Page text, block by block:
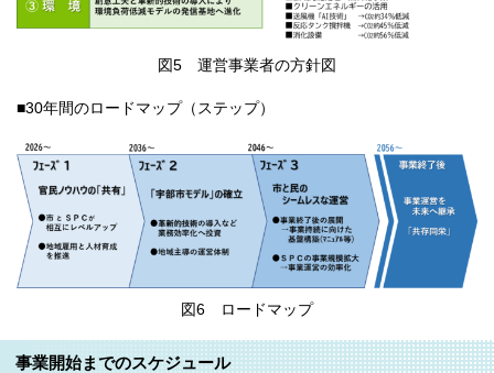
図5 運営事業者の方針図
■30年間のロードマップ（ステップ）
図6 ロードマップ
事業開始までのスケジュール